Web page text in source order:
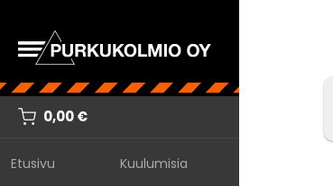
0,00€
Etusivu
Kuulumisia